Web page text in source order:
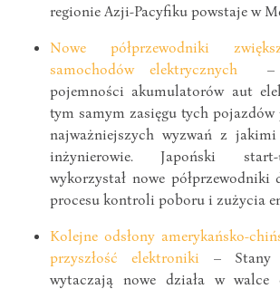
regionie Azji-Pacyfiku powstaje w
Nowe półprzewodniki
samochodów elektrycznych
–
pojemności akumulatorów aut
tym samym zasięgu tych
najważniejszych wyzwań z
inżynierowie. Japoński
wykorzystał nowe półprzewodniki
procesu kontroli poboru i zużycia
Kolejne odsłony amerykańsko-
przyszłość elektroniki
– Stany
wytaczają nowe działa w walce